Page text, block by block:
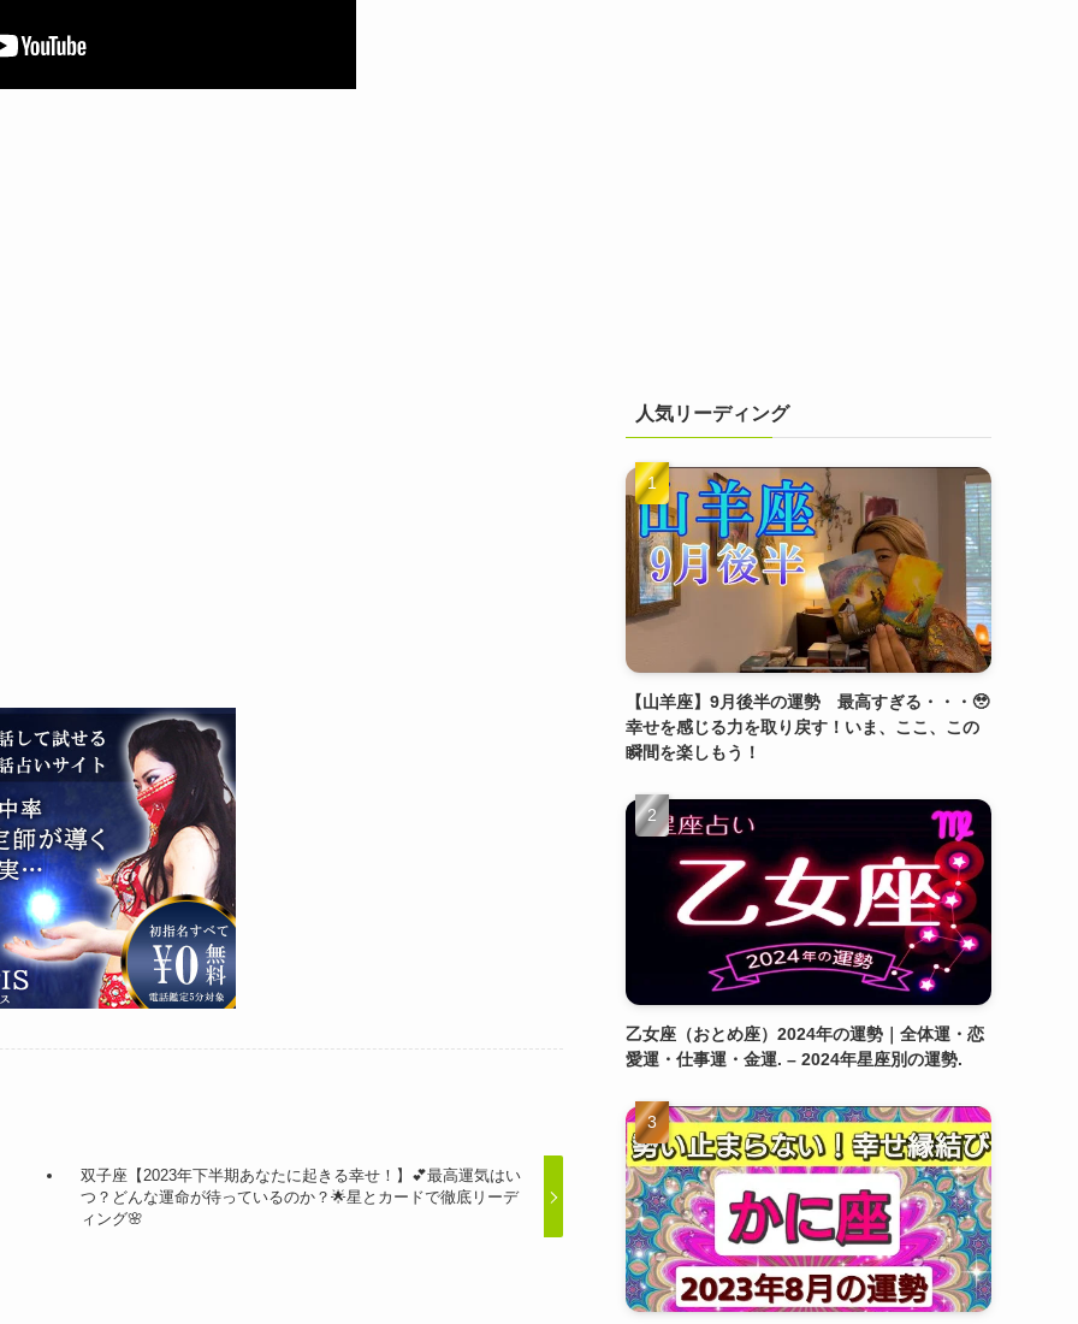
双子座【2023年下半期あなたに起きる幸せ！】💕最高運気はい
つ？どんな運命が待っているのか？🌟星とカードで徹底リーデ
ィング🌸
人気リーディング
【山羊座】9月後半の運勢 最高すぎる・・・🥹
幸せを感じる力を取り戻す！いま、ここ、この
瞬間を楽しもう！
乙女座（おとめ座）2024年の運勢｜全体運・恋
愛運・仕事運・金運. – 2024年星座別の運勢.